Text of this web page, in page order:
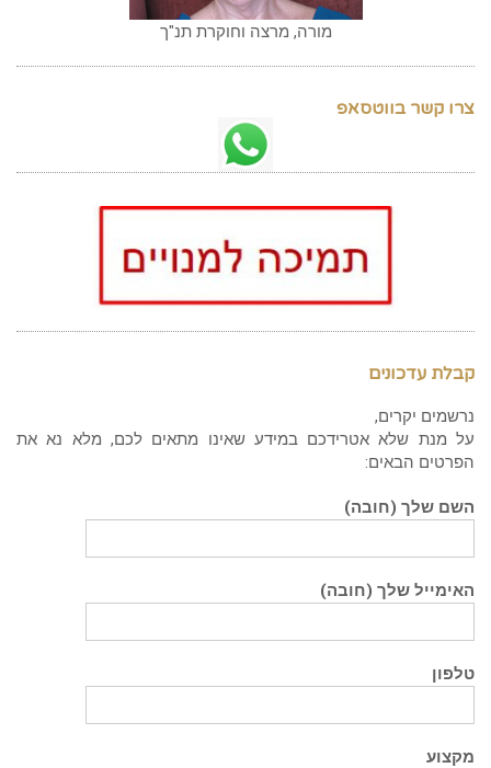
מורה, מרצה וחוקרת תנ"ך
צרו קשר בווטסאפ
קבלת עדכונים
נרשמים יקרים,
על מנת שלא אטרידכם במידע שאינו מתאים לכם, מלא נא את
הפרטים הבאים:
השם שלך (חובה)
האימייל שלך (חובה)
טלפון
מקצוע